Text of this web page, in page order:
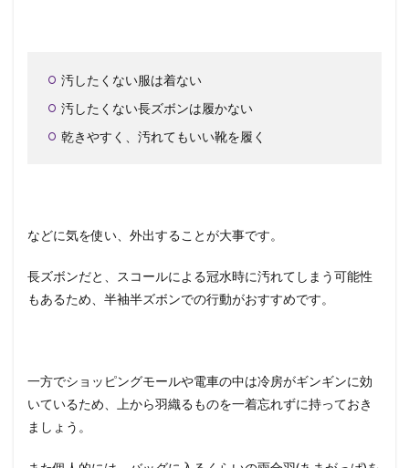
汚したくない服は着ない
汚したくない長ズボンは履かない
乾きやすく、汚れてもいい靴を履く
などに気を使い、外出することが大事です。
長ズボンだと、スコールによる冠水時に汚れてしまう可能性
もあるため、半袖半ズボンでの行動がおすすめです。
一方でショッピングモールや電車の中は冷房がギンギンに効
いているため、上から羽織るものを一着忘れずに持っておき
ましょう。